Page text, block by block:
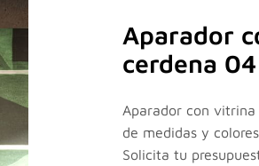
Aparador
cerdena
Aparador con
de medidas y
Solicita tu